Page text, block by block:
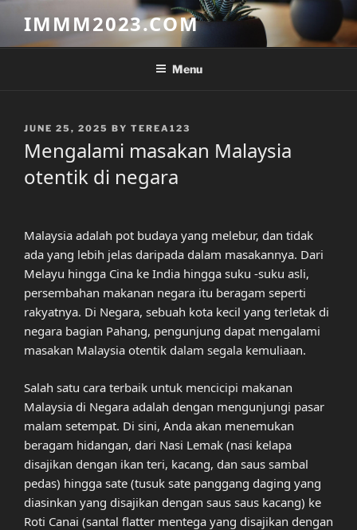
content
IMMM2023.COM
Menu
POSTED
JUNE 25, 2025 BY TEREA123
Mengalami masakan Malaysia
otentik di negara
Malaysia adalah pot budaya yang melebur, dan tidak
ada yang lebih jelas daripada dalam masakannya. Dari
Melayu hingga Cina ke India hingga suku -suku asli,
persembahan makanan negara itu beragam seperti
rakyatnya. Di Negara, sebuah kota kecil yang terletak di
negara bagian Pahang, pengunjung dapat mengalami
masakan Malaysia otentik dalam segala kemuliaan.
Salah satu cara terbaik untuk mencicipi makanan
Malaysia di Negara adalah dengan mengunjungi pasar
malam setempat. Di sini, Anda akan menemukan
beragam hidangan, dari Nasi Lemak (nasi kelapa
disajikan dengan ikan teri, kacang, dan saus sambal
pedas) hingga sate (tusuk sate panggang daging yang
diasinkan yang disajikan dengan saus saus kacang) ke
Roti Canai (santal flatter mentega yang disajikan dengan